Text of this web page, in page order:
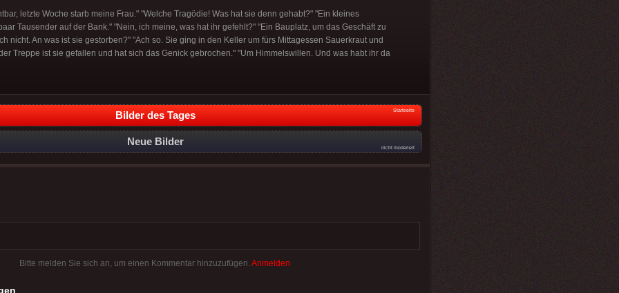
letzte Woche starb meine Frau." "Welche Tragödie! Was hat sie denn gehabt?" "Ein kleines
Tausender auf der Bank." "Nein, ich meine, was hat ihr gefehlt?" "Ein Bauplatz, um das Geschäft zu
nicht. An was ist sie gestorben?" "Ach so. Sie ging in den Keller um fürs Mittagessen Sauerkraut und
Treppe ist sie gefallen und hat sich das Genick gebrochen." "Um Himmelswillen. Und was habt ihr da
Bilder des Tages Startseite
Neue Bilder
nicht moderiert
Bitte melden Sie sich an, um einen Kommentar hinzuzufügen. Anmelden